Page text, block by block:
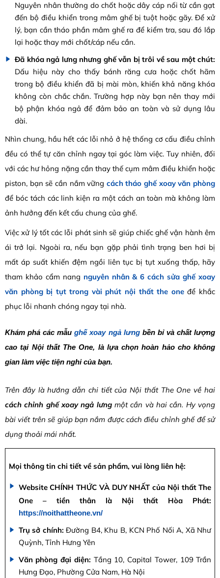
Nguyên nhân thường do chốt hoặc dây cáp nối từ cần gạt
đến bộ điều khiển trong mâm ghế bị tuột hoặc gãy. Để xử
lý, bạn cần tháo phần mâm ghế ra để kiểm tra, sau đó lắp
lại hoặc thay mới chốt/cáp nếu cần.
Đã khóa ngả lưng nhưng ghế vẫn bị trôi về sau một chút:
Dấu hiệu này cho thấy bánh răng cưa hoặc chốt hãm
trong bộ điều khiển đã bị mài mòn, khiến khả năng khóa
không còn chắc chắn. Trường hợp này bạn nên thay mới
bộ phận khóa ngả để đảm bảo an toàn và sử dụng lâu
dài.
Nhìn chung, hầu hết các lỗi nhỏ ở hệ thống cơ cấu điều chỉnh
đều có thể tự căn chỉnh ngay tại góc làm việc. Tuy nhiên, đối
với các hư hỏng nặng cần thay thế cụm mâm điều khiển hoặc
piston, bạn sẽ cần nắm vững cách tháo ghế xoay văn phòng
để bóc tách các linh kiện ra một cách an toàn mà không làm
ảnh hưởng đến kết cấu chung của ghế.
Việc xử lý tốt các lỗi phát sinh sẽ giúp chiếc ghế vận hành êm
ái trở lại. Ngoài ra, nếu bạn gặp phải tình trạng ben hơi bị
mất áp suất khiến đệm ngồi liên tục bị tụt xuống thấp, hãy
tham khảo cẩm nang nguyên nhân & 6 cách sửa ghế xoay
văn phòng bị tụt trong vài phút nội thất the oneđể khắc
phục lỗi nhanh chóng ngay tại nhà.
Khám phá các mẫughế xoay ngả lưngbền bỉ và chất lượng
cao tại Nội thất The One, là lựa chọn hoàn hảo cho không
gian làm việc tiện nghi của bạn.
Trên đây là hướng dẫn chi tiết của Nội thất The One về hai
cách chỉnh ghế xoay ngả lưngmột cần và hai cần. Hy vọng
bài viết trên sẽ giúp bạn nắm được cách điều chỉnh ghế để sử
dụng thoải mái nhất.
Mọi thông tin chi tiết về sản phẩm, vui lòng liên hệ:
Website CHÍNH THỨC VÀ DUY NHẤT của Nội thất The
One – tiền thân là Nội thất Hòa Phát:
https://noithattheone.vn/
Trụ sở chính: Đường B4, Khu B, KCN Phố Nối A, Xã Như
Quỳnh, Tỉnh Hưng Yên
Văn phòng đại diện: Tầng 10, Capital Tower, 109 Trần
Hưng Đạo, Phường Cửa Nam, Hà Nội